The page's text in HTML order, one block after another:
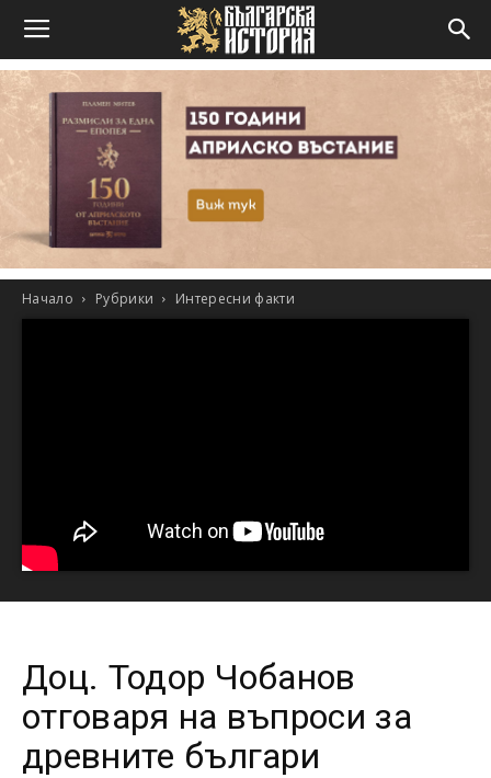
Начало Рубрики Интересни факти
Доц. Тодор Чобанов
отговаря на въпроси за
древните българи